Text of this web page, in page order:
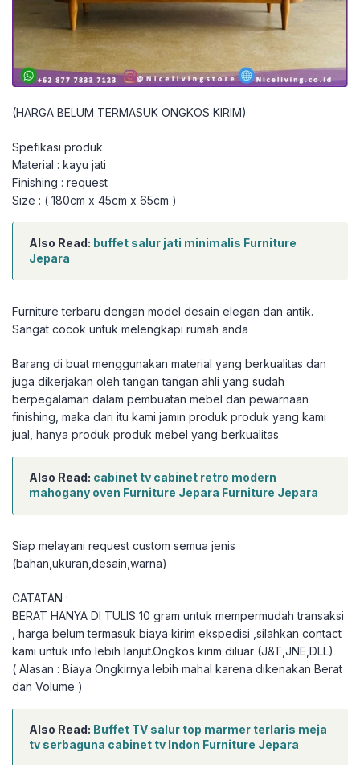
(HARGA BELUM TERMASUK ONGKOS KIRIM)
Spefikasi produk
Material : kayu jati
Finishing : request
Size : ( 180cm x 45cm x 65cm )
Also Read: buffet salur jati minimalis Furniture
Jepara
Furniture terbaru dengan model desain elegan dan antik.
Sangat cocok untuk melengkapi rumah anda
Barang di buat menggunakan material yang berkualitas dan
juga dikerjakan oleh tangan tangan ahli yang sudah
berpegalaman dalam pembuatan mebel dan pewarnaan
finishing, maka dari itu kami jamin produk produk yang kami
jual, hanya produk produk mebel yang berkualitas
Also Read: cabinet tv cabinet retro modern
mahogany oven Furniture Jepara Furniture Jepara
Siap melayani request custom semua jenis
(bahan,ukuran,desain,warna)
CATATAN :
BERAT HANYA DI TULIS 10 gram untuk mempermudah transaksi
, harga belum termasuk biaya kirim ekspedisi ,silahkan contact
kami untuk info lebih lanjut.Ongkos kirim diluar (J&T,JNE,DLL)
( Alasan : Biaya Ongkirnya lebih mahal karena dikenakan Berat
dan Volume )
Also Read: Buffet TV salur top marmer terlaris meja
tv serbaguna cabinet tv Indon Furniture Jepara